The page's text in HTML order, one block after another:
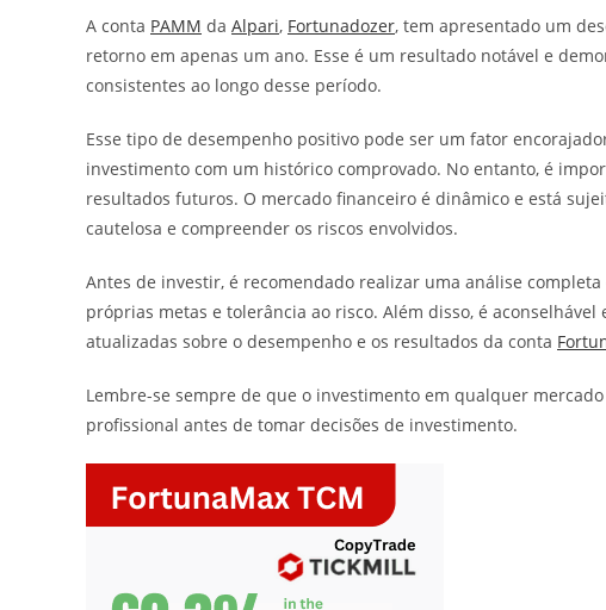
A conta PAMM da Alpari, Fortunadozer, tem apresentado um
retorno em apenas um ano. Esse é um resultado notável e
consistentes ao longo desse período.
Esse tipo de desempenho positivo pode ser um fator
investimento com um histórico comprovado. No entanto, é
resultados futuros. O mercado financeiro é dinâmico e está
cautelosa e compreender os riscos envolvidos.
Antes de investir, é recomendado realizar uma análise completa
próprias metas e tolerância ao risco. Além disso, é
atualizadas sobre o desempenho e os resultados da conta
Lembre-se sempre de que o investimento em qualquer
profissional antes de tomar decisões de investimento.